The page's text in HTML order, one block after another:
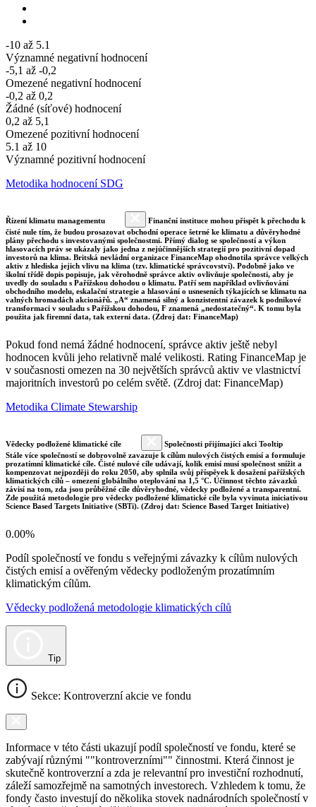
-10 až 5.1
Významné negativní hodnocení
-5,1 až -0,2
Omezené negativní hodnocení
-0,2 až 0,2
Žádné (síťové) hodnocení
0,2 až 5,1
Omezené pozitivní hodnocení
5.1 až 10
Významné pozitivní hodnocení
Metodika hodnocení SDG
Řízení klimatu managementu
Finanční instituce mohou přispět k přechodu k
čisté nule tím, že budou prosazovat obchodní operace šetrné ke klimatu a důvěryhodné
plány přechodu s investovanými společnostmi. Přímý dialog se společností a výkon
hlasovacích práv se ukázaly jako jedna z nejúčinnějších strategií pro pozitivní dopad
investorů na klima. Britská nevládní organizace FinanceMap ohodnotila správce velkých
aktiv z hlediska jejich vlivu na klima (tzv. klimatické správcovství). Podobně jako ve
školní třídě dopis popisuje, jak věrohodně správce aktiv ovlivňuje společnosti, aby je
uvedly do souladu s Pařížskou dohodou o klimatu. Patří sem například ovlivňování
obchodního modelu, eskalační strategie a hlasování o usneseních týkajících se klimatu na
valných hromadách akcionářů. „A“ znamená silný a konzistentní závazek k podnikové
transformaci v souladu s Pařížskou dohodou, F znamená „nedostatečný“. K tomu byla
použita jak firemní data, tak externí data. (Zdroj dat: FinanceMap)
Pokud fond nemá žádné hodnocení, správce aktiv ještě nebyl
hodnocen kvůli jeho relativně malé velikosti. Rating FinanceMap je
v současnosti omezen na 30 největších správců aktiv ve vlastnictví
majoritních investorů po celém světě. (Zdroj dat: FinanceMap)
Metodika Climate Stewarship
Vědecky podložené klimatické cíle
Společnosti přijímající akci Tooltip
Stále více společností se dobrovolně zavazuje k cílům nulových čistých emisí a formuluje
prozatímní klimatické cíle. Čisté nulové cíle udávají, kolik emisí musí společnost snížit a
kompenzovat nejpozději do roku 2050, aby splnila svůj příspěvek k dosažení pařížských
klimatických cílů – omezení globálního oteplování na 1,5 °C. Účinnost těchto závazků
závisí na tom, zda jsou průběžné cíle důvěryhodné, vědecky podložené a transparentní.
Zde použitá metodologie pro vědecky podložené klimatické cíle byla vyvinuta iniciativou
Science Based Targets Initiative (SBTi). (Zdroj dat: Science Based Target Initiative)
0.00%
Podíl společností ve fondu s veřejnými závazky k cílům nulových
čistých emisí a ověřeným vědecky podloženým prozatímním
klimatickým cílům.
Vědecky podložená metodologie klimatických cílů
Tip
Sekce: Kontroverzní akcie ve fondu
Informace v této části ukazují podíl společností ve fondu, které se
zabývají různými ""kontroverzními"" činnostmi. Která činnost je
skutečně kontroverzní a zda je relevantní pro investiční rozhodnutí,
záleží samozřejmě na samotných investorech. Vzhledem k tomu, že
fondy často investují do několika stovek nadnárodních společností v